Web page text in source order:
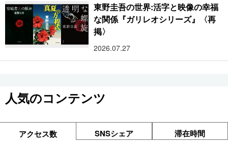
東野圭吾の世界:活字と映像の幸福
な関係『ガリレオシリーズ』〈再
掲〉
2026.07.27
人気のコンテンツ
アクセス数 SNSシェア 滞在時間